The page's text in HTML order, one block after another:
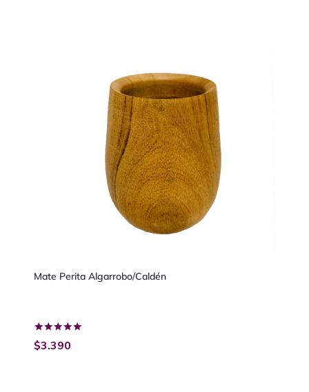
Mate Perita Algarrobo/Caldén
Valorado
con
$3.390